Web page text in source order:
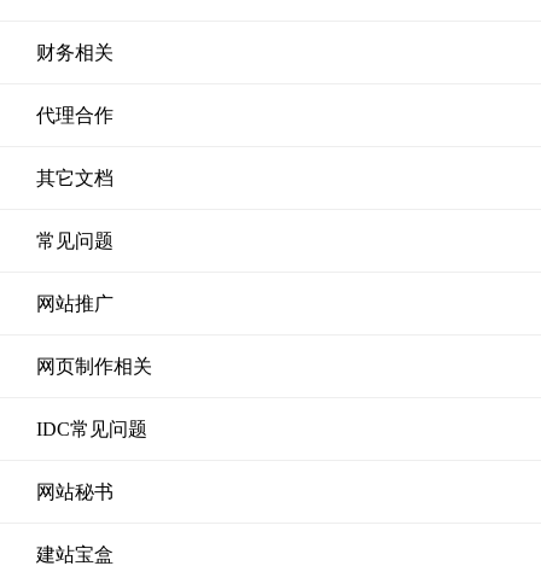
财务相关
代理合作
其它文档
常见问题
网站推广
网页制作相关
IDC常见问题
网站秘书
建站宝盒